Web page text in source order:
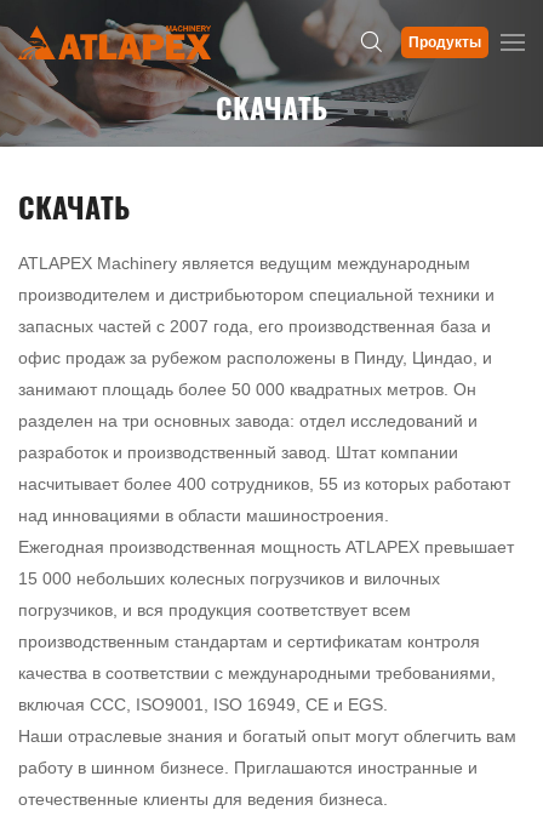
Продукты
СКАЧАТЬ
СКАЧАТЬ
ATLAPEX Machinery является ведущим международным
производителем и дистрибьютором специальной техники и
запасных частей с 2007 года, его производственная база и
офис продаж за рубежом расположены в Пинду, Циндао, и
занимают площадь более 50 000 квадратных метров. Он
разделен на три основных завода: отдел исследований и
разработок и производственный завод. Штат компании
насчитывает более 400 сотрудников, 55 из которых работают
над инновациями в области машиностроения.
Ежегодная производственная мощность ATLAPEX превышает
15 000 небольших колесных погрузчиков и вилочных
погрузчиков, и вся продукция соответствует всем
производственным стандартам и сертификатам контроля
качества в соответствии с международными требованиями,
включая CCC, ISO9001, ISO 16949, CE и EGS.
Наши отраслевые знания и богатый опыт могут облегчить вам
работу в шинном бизнесе. Приглашаются иностранные и
отечественные клиенты для ведения бизнеса.